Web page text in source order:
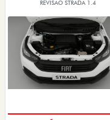
REVISAO STRADA 1.4